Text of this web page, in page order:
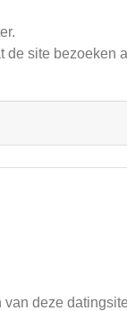
site bezoeken
deze